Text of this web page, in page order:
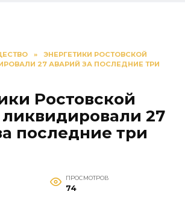
»
ЭНЕРГЕТИКИ РОСТОВСКОЙ
27 АВАРИЙ ЗА ПОСЛЕДНИЕ ТРИ
Ростовской
27
последние три
ПРОСМОТРОВ
74